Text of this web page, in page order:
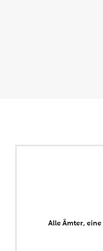
Alle Ämter,